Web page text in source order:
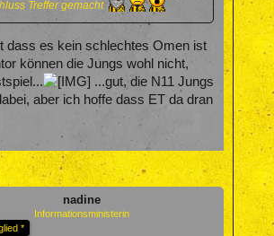
Treffer gemacht
dass es kein schlechtes Omen ist
können die Jungs wohl nicht,
...gut, die N11 Jungs
aber ich hoffe dass ET da dran
nadine
Informationsministerin
*